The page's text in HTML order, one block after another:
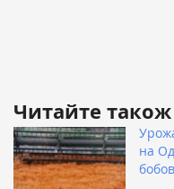
Читайте також
на